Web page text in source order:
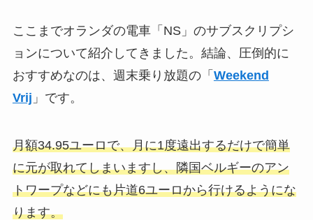
ここまでオランダの電車「NS」のサブスクリプシ
ョンについて紹介してきました。結論、圧倒的に
おすすめなのは、週末乗り放題の「 Weekend
Vrij 」です。
月額34.95ユーロで、月に1度遠出するだけで簡単
に元が取れてしまいますし、隣国ベルギーのアン
トワープなどにも片道6ユーロから行けるようにな
ります。